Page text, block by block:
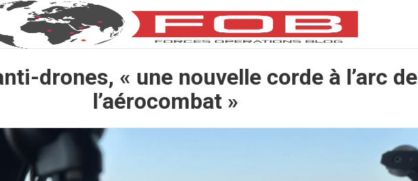
drones, « une nouvelle corde à l’arc de
l’aérocombat »